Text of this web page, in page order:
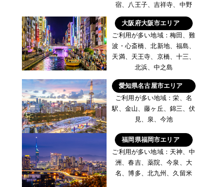
宿、八王子、吉祥寺、中野
大阪府大阪市エリア
ご利用が多い地域：梅田、難
波・心斎橋、北新地、福島、
天満、天王寺、京橋、十三、
北浜、中之島
愛知県名古屋市エリア
ご利用が多い地域：栄、名
駅、金山、藤ヶ丘、錦三、伏
見、泉、今池
福岡県福岡市エリア
ご利用が多い地域：天神、中
洲、春吉、薬院、今泉、大
名、博多、北九州、久留米